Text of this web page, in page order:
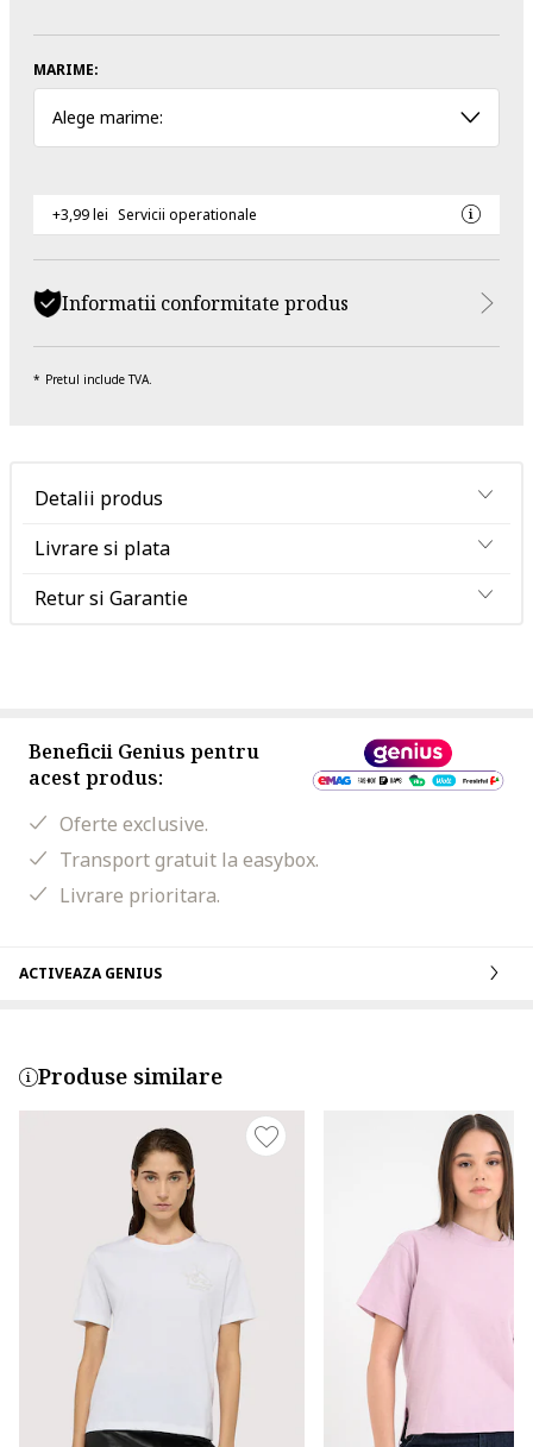
MARIME:
Alege marime:
+3,99 lei Servicii operationale
Informatii conformitate produs
Pretul include TVA.
Detalii produs
Livrare si plata
Retur si Garantie
Beneficii Genius pentru
acest produs:
Oferte exclusive.
Transport gratuit la easybox.
Livrare prioritara.
ACTIVEAZA GENIUS
Produse similare